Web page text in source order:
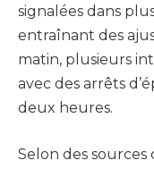
signalées dans
entraînant des
matin, plusieurs
avec des arrêts
deux heures.
Selon des